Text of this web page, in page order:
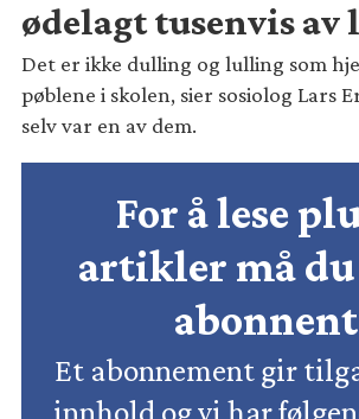
ødelagt tusenvis av
Det er ikke dulling og lulling som
pøblene i skolen, sier sosiolog Lars
selv var en av dem.
For å lese
artikler må
abonnent
Et abonnement gir
innhold og vi har